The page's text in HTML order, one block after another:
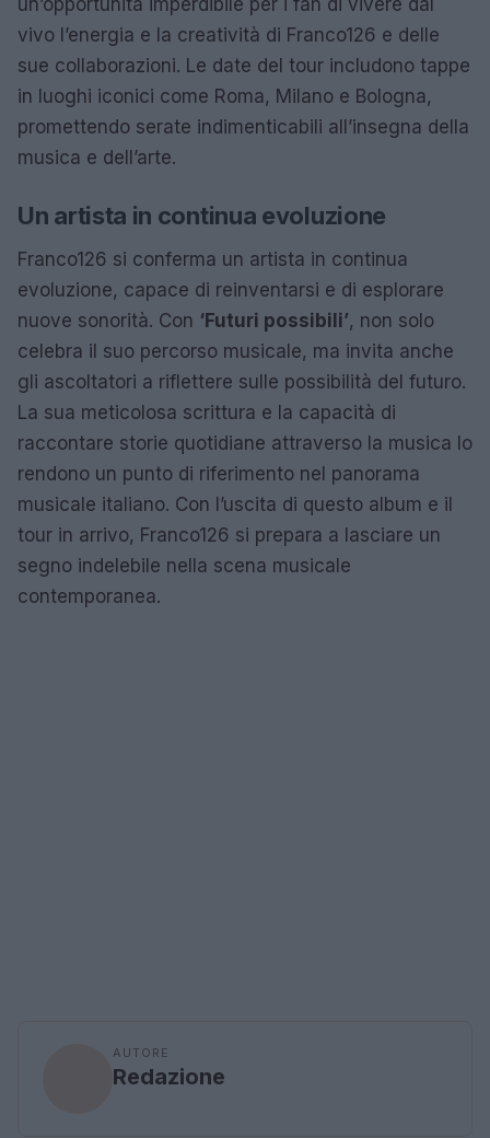
un’opportunità imperdibile per i fan di vivere dal
vivo l’energia e la creatività di Franco126 e delle
sue collaborazioni. Le date del tour includono tappe
in luoghi iconici come Roma, Milano e Bologna,
promettendo serate indimenticabili all’insegna della
musica e dell’arte.
Un artista in continua evoluzione
Franco126 si conferma un artista in continua
evoluzione, capace di reinventarsi e di esplorare
nuove sonorità. Con ‘Futuri possibili’, non solo
celebra il suo percorso musicale, ma invita anche
gli ascoltatori a riflettere sulle possibilità del futuro.
La sua meticolosa scrittura e la capacità di
raccontare storie quotidiane attraverso la musica lo
rendono un punto di riferimento nel panorama
musicale italiano. Con l’uscita di questo album e il
tour in arrivo, Franco126 si prepara a lasciare un
segno indelebile nella scena musicale
contemporanea.
AUTORE
Redazione